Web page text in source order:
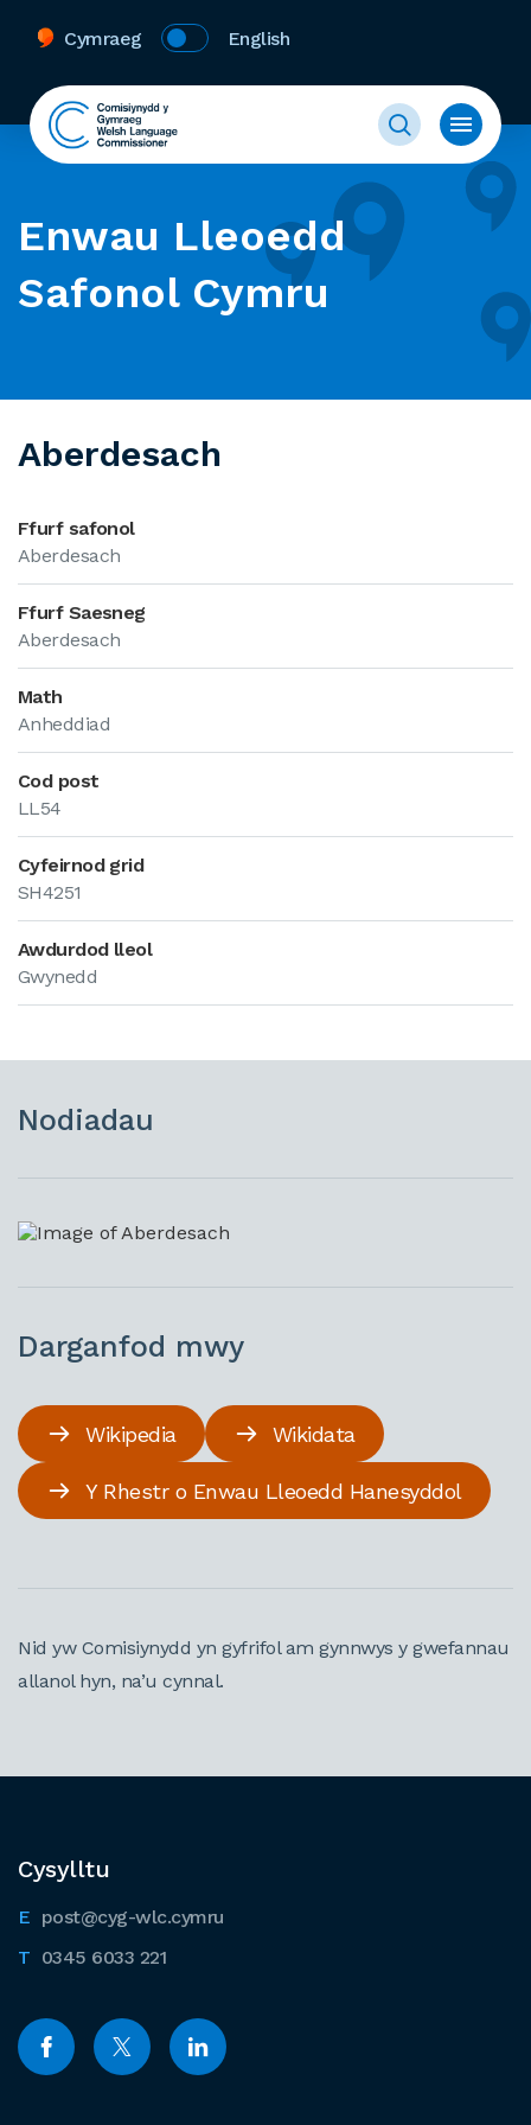
Cymraeg English
Enwau Lleoedd
Safonol Cymru
Aberdesach
Ffurf safonol
Aberdesach
Ffurf Saesneg
Aberdesach
Math
Anheddiad
Cod post
LL54
Cyfeirnod grid
SH4251
Awdurdod lleol
Gwynedd
Nodiadau
Darganfod mwy
Wikipedia Wikidata
Y Rhestr o Enwau Lleoedd Hanesyddol
Nid yw Comisiynydd yn gyfrifol am gynnwys y gwefannau
allanol hyn, na’u cynnal.
Cysylltu
post@cyg-wlc.cymru
0345 6033 221